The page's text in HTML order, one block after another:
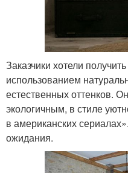
Заказчики хотели
использованием
естественных оттенков.
экологичным, в стиле
в американских
ожидания.